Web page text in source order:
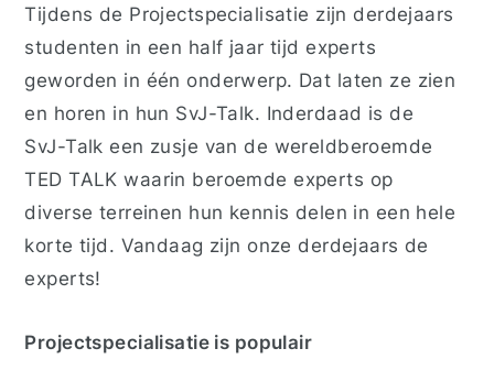
Tijdens de Projectspecialisatie zijn derdejaars
studenten in een half jaar tijd experts
geworden in één onderwerp. Dat laten ze zien
en horen in hun SvJ-Talk. Inderdaad is de
SvJ-Talk een zusje van de wereldberoemde
TED TALK waarin beroemde experts op
diverse terreinen hun kennis delen in een hele
korte tijd. Vandaag zijn onze derdejaars de
experts!
Projectspecialisatie is populair